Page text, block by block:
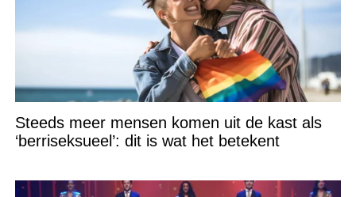
Steeds meer mensen komen uit de kast als
‘berriseksueel’: dit is wat het betekent